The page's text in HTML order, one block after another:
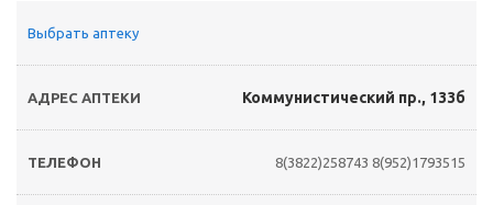
Выбрать аптеку
Коммунистический пр., 133б
8(3822)258743 8(952)1793515